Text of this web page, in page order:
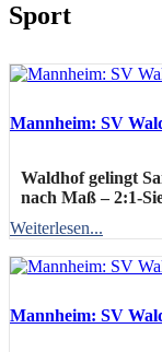
Sport
Mannheim: SV
Waldhof gelingt
nach Maß – 2:1-
Weiterlesen...
Mannheim: SV